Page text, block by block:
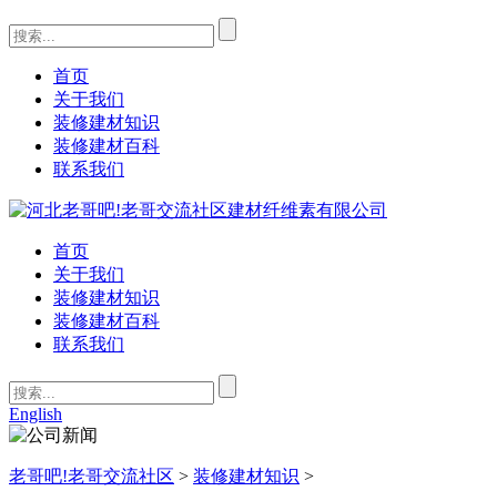
首页
关于我们
装修建材知识
装修建材百科
联系我们
首页
关于我们
装修建材知识
装修建材百科
联系我们
English
老哥吧!老哥交流社区 > 装修建材知识 >